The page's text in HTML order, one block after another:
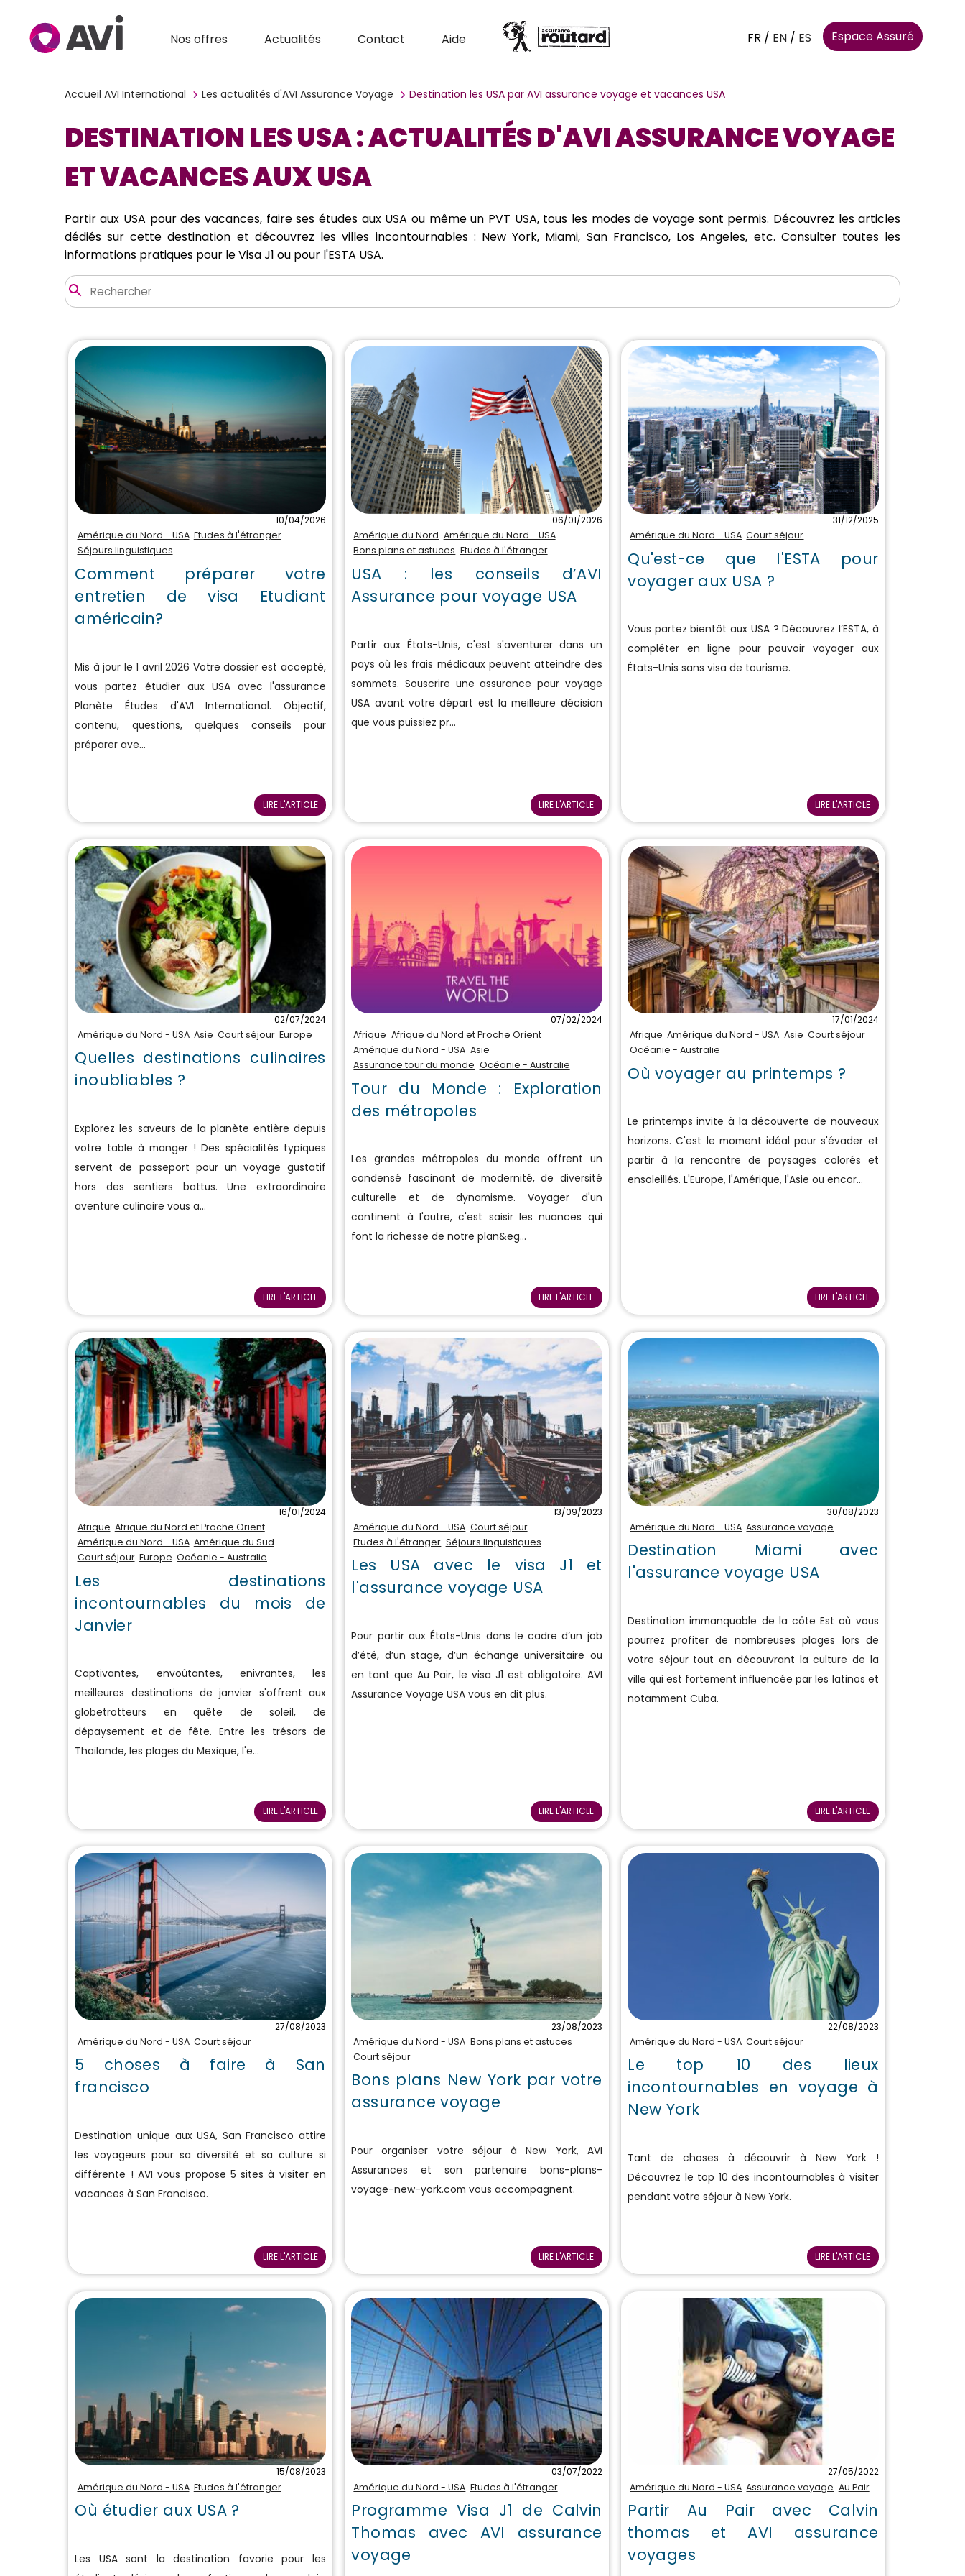
Nos offres Actualités Contact Aide FR / EN / ES Espace Assuré
Accueil AVI International Les actualités d'AVI Assurance Voyage Destination les USA par AVI assurance voyage et vacances USA
DESTINATION LES USA : ACTUALITÉS D'AVI ASSURANCE VOYAGE
ET VACANCES AUX USA
Partir aux USA pour des vacances, faire ses études aux USA ou même un PVT USA, tous les modes de voyage sont permis. Découvrez les articles
dédiés sur cette destination et découvrez les villes incontournables : New York, Miami, San Francisco, Los Angeles, etc. Consulter toutes les
informations pratiques pour le Visa J1 ou pour l'ESTA USA.
10/04/2026
Amérique du Nord - USA Etudes à l'étranger
Séjours linguistiques
Comment préparer votre
entretien de visa Etudiant
américain?
Mis à jour le 1 avril 2026 Votre dossier est accepté,
vous partez étudier aux USA avec l'assurance
Planète Études d'AVI International. Objectif,
contenu, questions, quelques conseils pour
préparer ave...
LIRE L'ARTICLE
06/01/2026
Amérique du Nord Amérique du Nord - USA
Bons plans et astuces Etudes à l'étranger
USA : les conseils d’AVI
Assurance pour voyage USA
Partir aux États-Unis, c'est s'aventurer dans un
pays où les frais médicaux peuvent atteindre des
sommets. Souscrire une assurance pour voyage
USA avant votre départ est la meilleure décision
que vous puissiez pr...
LIRE L'ARTICLE
31/12/2025
Amérique du Nord - USA Court séjour
Qu'est-ce que l'ESTA pour
voyager aux USA ?
Vous partez bientôt aux USA ? Découvrez l’ESTA, à
compléter en ligne pour pouvoir voyager aux
États-Unis sans visa de tourisme.
LIRE L'ARTICLE
02/07/2024
Amérique du Nord - USA Asie Court séjour Europe
Quelles destinations culinaires
inoubliables ?
Explorez les saveurs de la planète entière depuis
votre table à manger ! Des spécialités typiques
servent de passeport pour un voyage gustatif
hors des sentiers battus. Une extraordinaire
aventure culinaire vous a...
LIRE L'ARTICLE
07/02/2024
Afrique Afrique du Nord et Proche Orient
Amérique du Nord - USA Asie
Assurance tour du monde Océanie - Australie
Tour du Monde : Exploration
des métropoles
Les grandes métropoles du monde offrent un
condensé fascinant de modernité, de diversité
culturelle et de dynamisme. Voyager d'un
continent à l'autre, c'est saisir les nuances qui
font la richesse de notre plan&eg...
LIRE L'ARTICLE
17/01/2024
Afrique Amérique du Nord - USA Asie Court séjour
Océanie - Australie
Où voyager au printemps ?
Le printemps invite à la découverte de nouveaux
horizons. C'est le moment idéal pour s'évader et
partir à la rencontre de paysages colorés et
ensoleillés. L'Europe, l'Amérique, l'Asie ou encor...
LIRE L'ARTICLE
16/01/2024
Afrique Afrique du Nord et Proche Orient
Amérique du Nord - USA Amérique du Sud
Court séjour Europe Océanie - Australie
Les destinations
incontournables du mois de
Janvier
Captivantes, envoûtantes, enivrantes, les
meilleures destinations de janvier s'offrent aux
globetrotteurs en quête de soleil, de
dépaysement et de fête. Entre les trésors de
Thaïlande, les plages du Mexique, l'e...
LIRE L'ARTICLE
13/09/2023
Amérique du Nord - USA Court séjour
Etudes à l'étranger Séjours linguistiques
Les USA avec le visa J1 et
l'assurance voyage USA
Pour partir aux États-Unis dans le cadre d’un job
d’été, d’un stage, d’un échange universitaire ou
en tant que Au Pair, le visa J1 est obligatoire. AVI
Assurance Voyage USA vous en dit plus.
LIRE L'ARTICLE
30/08/2023
Amérique du Nord - USA Assurance voyage
Destination Miami avec
l'assurance voyage USA
Destination immanquable de la côte Est où vous
pourrez profiter de nombreuses plages lors de
votre séjour tout en découvrant la culture de la
ville qui est fortement influencée par les latinos et
notamment Cuba.
LIRE L'ARTICLE
27/08/2023
Amérique du Nord - USA Court séjour
5 choses à faire à San
francisco
Destination unique aux USA, San Francisco attire
les voyageurs pour sa diversité et sa culture si
différente ! AVI vous propose 5 sites à visiter en
vacances à San Francisco.
LIRE L'ARTICLE
23/08/2023
Amérique du Nord - USA Bons plans et astuces
Court séjour
Bons plans New York par votre
assurance voyage
Pour organiser votre séjour à New York, AVI
Assurances et son partenaire bons-plans-
voyage-new-york.com vous accompagnent.
LIRE L'ARTICLE
22/08/2023
Amérique du Nord - USA Court séjour
Le top 10 des lieux
incontournables en voyage à
New York
Tant de choses à découvrir à New York !
Découvrez le top 10 des incontournables à visiter
pendant votre séjour à New York.
LIRE L'ARTICLE
15/08/2023
Amérique du Nord - USA Etudes à l'étranger
Où étudier aux USA ?
Les USA sont la destination favorie pour les
03/07/2022
Amérique du Nord - USA Etudes à l'étranger
Programme Visa J1 de Calvin
Thomas avec AVI assurance
voyage
27/05/2022
Amérique du Nord - USA Assurance voyage Au Pair
Partir Au Pair avec Calvin
thomas et AVI assurance
voyages